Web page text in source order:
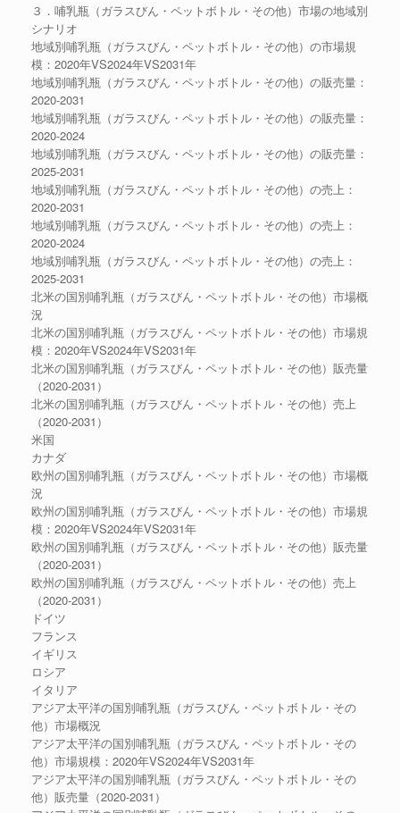
３．哺乳瓶（ガラスびん・ペットボトル・その他）市場の地域別
シナリオ
地域別哺乳瓶（ガラスびん・ペットボトル・その他）の市場規
模：2020年VS2024年VS2031年
地域別哺乳瓶（ガラスびん・ペットボトル・その他）の販売量：
2020-2031
地域別哺乳瓶（ガラスびん・ペットボトル・その他）の販売量：
2020-2024
地域別哺乳瓶（ガラスびん・ペットボトル・その他）の販売量：
2025-2031
地域別哺乳瓶（ガラスびん・ペットボトル・その他）の売上：
2020-2031
地域別哺乳瓶（ガラスびん・ペットボトル・その他）の売上：
2020-2024
地域別哺乳瓶（ガラスびん・ペットボトル・その他）の売上：
2025-2031
北米の国別哺乳瓶（ガラスびん・ペットボトル・その他）市場概
況
北米の国別哺乳瓶（ガラスびん・ペットボトル・その他）市場規
模：2020年VS2024年VS2031年
北米の国別哺乳瓶（ガラスびん・ペットボトル・その他）販売量
（2020-2031）
北米の国別哺乳瓶（ガラスびん・ペットボトル・その他）売上
（2020-2031）
米国
カナダ
欧州の国別哺乳瓶（ガラスびん・ペットボトル・その他）市場概
況
欧州の国別哺乳瓶（ガラスびん・ペットボトル・その他）市場規
模：2020年VS2024年VS2031年
欧州の国別哺乳瓶（ガラスびん・ペットボトル・その他）販売量
（2020-2031）
欧州の国別哺乳瓶（ガラスびん・ペットボトル・その他）売上
（2020-2031）
ドイツ
フランス
イギリス
ロシア
イタリア
アジア太平洋の国別哺乳瓶（ガラスびん・ペットボトル・その
他）市場概況
アジア太平洋の国別哺乳瓶（ガラスびん・ペットボトル・その
他）市場規模：2020年VS2024年VS2031年
アジア太平洋の国別哺乳瓶（ガラスびん・ペットボトル・その
他）販売量（2020-2031）